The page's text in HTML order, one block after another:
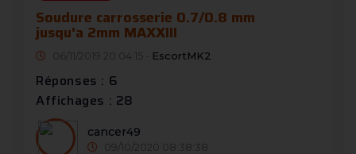
Soudure carrosserie 0.7/0.8 mm
jusqu'a 2mm MAXXIII
06/11/2019 20:04:15 - EscortMK2
Réponses : 6
Affichages : 28
cancer49
09/10/2020 08:38:38